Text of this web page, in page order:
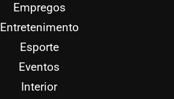
Empregos
Entretenimento
Esporte
Eventos
Interior